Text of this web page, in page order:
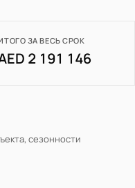
ЗА ВЕСЬ СРОК
2 191 146
сезонности